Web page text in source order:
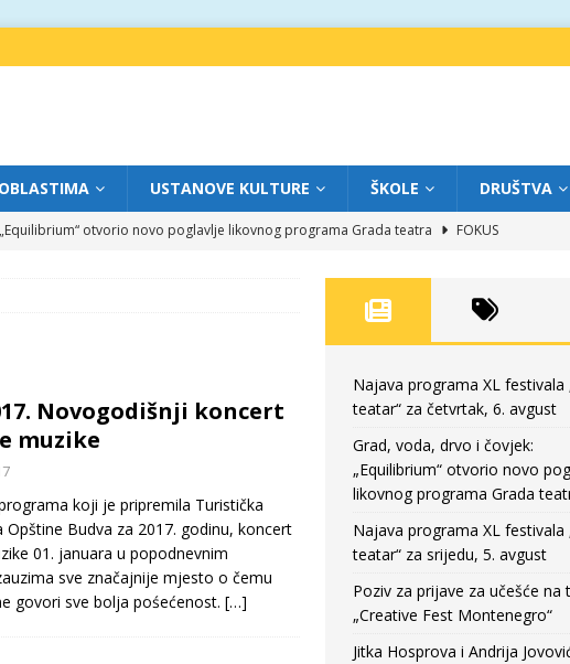
USTANOVE KULTURE ŠKOLE DRUŠTVA
otvorio novo poglavlje likovnog programa Grada teatra
FOKUS
GRAD TEATAR
Novogodišnji koncert
muzike
koji je pripremila Turistička
Opštine Budva za 2017. godinu, koncert
01. januara u popodnevnim
sve značajnije mjesto o čemu
govori sve bolja pośećenost. […]
Najava programa XL festivala
teatar“ za četvrtak, 6. avgust
Grad, voda, drvo i čovjek:
„Equilibrium“ otvorio novo
likovnog programa Grada
Najava programa XL festivala
teatar“ za srijedu, 5. avgust
Poziv za prijave za učešće na
„Creative Fest Montenegro“
Jitka Hosprova i Andrija